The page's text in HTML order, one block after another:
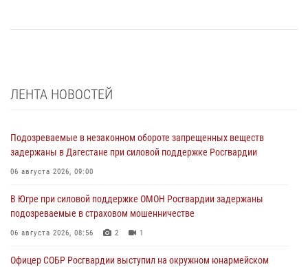
ЛЕНТА НОВОСТЕЙ
Подозреваемые в незаконном обороте запрещенных веществ
задержаны в Дагестане при силовой поддержке Росгвардии
06 августа 2026, 09:00
В Югре при силовой поддержке ОМОН Росгвардии задержаны
подозреваемые в страховом мошенничестве
06 августа 2026, 08:56 2 1
Офицер СОБР Росгвардии выступил на окружном юнармейском